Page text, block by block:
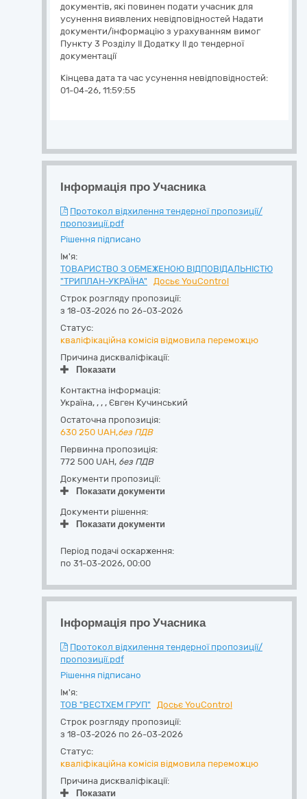
документів, які повинен подати учасник для
усунення виявлених невідповідностей Надати
документи/інформацію з урахуванням вимог
Пункту 3 Розділу ІІ Додатку ІІ до тендерної
документації
Кінцева дата та час усунення невідповідностей:
01-04-26, 11:59:55
Інформація про Учасника
Протокол відхилення тендерної пропозиції/
пропозиції.pdf
Рішення підписано
Ім'я:
ТОВАРИСТВО З ОБМЕЖЕНОЮ ВІДПОВІДАЛЬНІСТЮ
"ТРИПЛАН-УКРАЇНА"
Досьє YouControl
Строк розгляду пропозиції:
з 18-03-2026 по 26-03-2026
Статус:
кваліфікаційна комісія відмовила переможцю
Причина дискваліфікації:
Показати
Контактна інформація:
Україна, , , , Євген Кучинський
Остаточна пропозиція:
630 250 UAH,без ПДВ
Первинна пропозиція:
772 500 UAH, без ПДВ
Документи пропозиції:
Показати документи
Документи рішення:
Показати документи
Період подачі оскарження:
по 31-03-2026, 00:00
Інформація про Учасника
Протокол відхилення тендерної пропозиції/
пропозиції.pdf
Рішення підписано
Ім'я:
ТОВ "ВЕСТХЕМ ГРУП"
Досьє YouControl
Строк розгляду пропозиції:
з 18-03-2026 по 26-03-2026
Статус:
кваліфікаційна комісія відмовила переможцю
Причина дискваліфікації:
Показати